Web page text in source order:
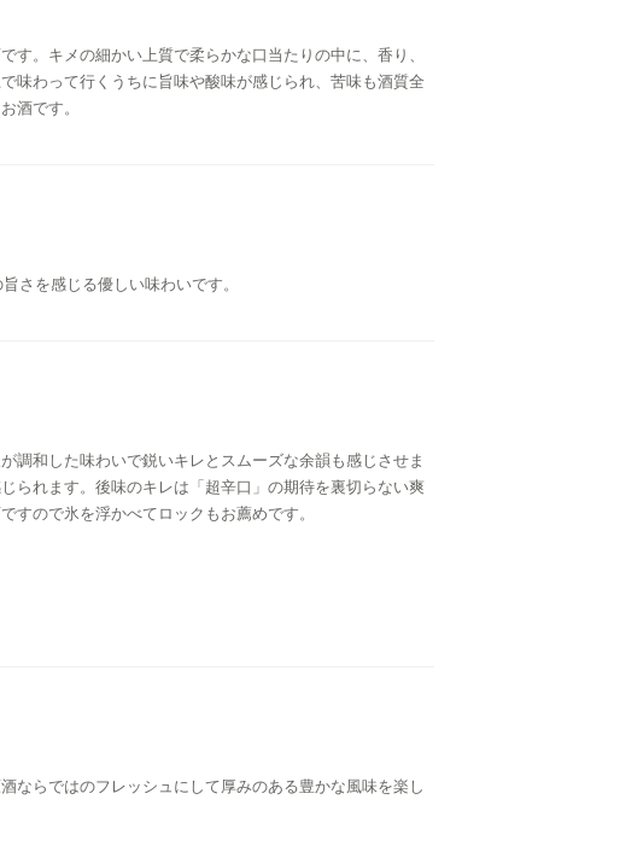
。キメの細かい上質で柔らかな口当たりの中に、香り、
味わって行くうちに旨味や酸味が感じられ、苦味も酒質全
酒です。
さを感じる優しい味わいです。
調和した味わいで鋭いキレとスムーズな余韻も感じさせま
られます。後味のキレは「超辛口」の期待を裏切らない爽
すので氷を浮かべてロックもお薦めです。
ならではのフレッシュにして厚みのある豊かな風味を楽し